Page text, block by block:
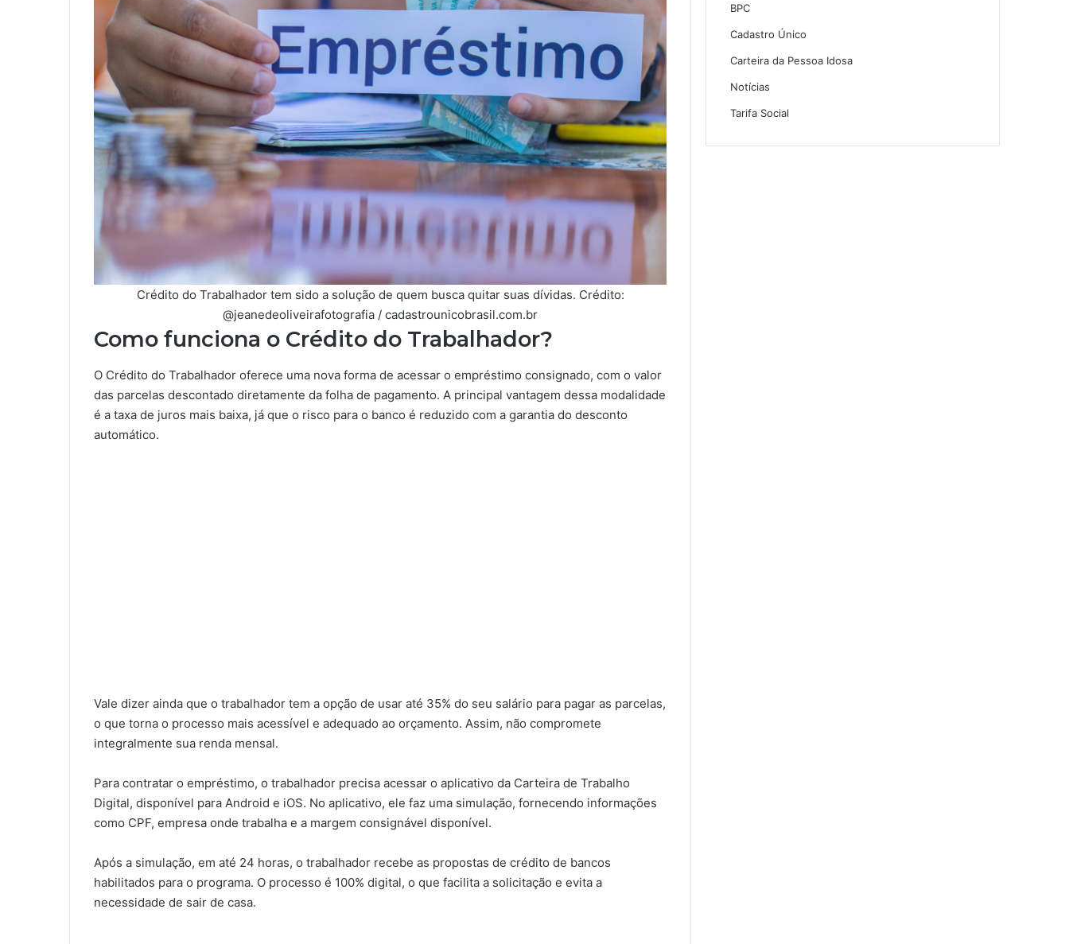
Crédito do Trabalhador tem sido a solução de quem busca quitar suas dívidas. Crédito:
@jeanedeoliveirafotografia / cadastrounicobrasil.com.br
Como funciona o Crédito do Trabalhador?
O Crédito do Trabalhador oferece uma nova forma de acessar o empréstimo consignado, com o valor
das parcelas descontado diretamente da folha de pagamento. A principal vantagem dessa modalidade
é a taxa de juros mais baixa, já que o risco para o banco é reduzido com a garantia do desconto
automático.
Vale dizer ainda que o trabalhador tem a opção de usar até 35% do seu salário para pagar as parcelas,
o que torna o processo mais acessível e adequado ao orçamento. Assim, não compromete
integralmente sua renda mensal.
Para contratar o empréstimo, o trabalhador precisa acessar o aplicativo da Carteira de Trabalho
Digital, disponível para Android e iOS. No aplicativo, ele faz uma simulação, fornecendo informações
como CPF, empresa onde trabalha e a margem consignável disponível.
Após a simulação, em até 24 horas, o trabalhador recebe as propostas de crédito de bancos
habilitados para o programa. O processo é 100% digital, o que facilita a solicitação e evita a
necessidade de sair de casa.
BPC
Cadastro Único
Carteira da Pessoa Idosa
Notícias
Tarifa Social